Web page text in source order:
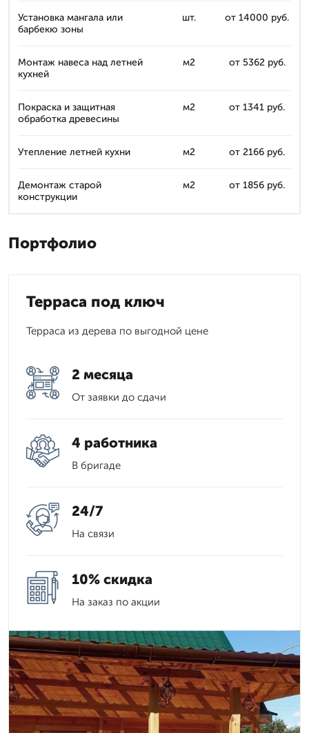
Установка мангала или
барбекю зоны
шт. от 14000 руб.
Монтаж навеса над летней
кухней
м2 от 5362 руб.
Покраска и защитная
обработка древесины
м2 от 1341 руб.
Утепление летней кухни м2 от 2166 руб.
Демонтаж старой
конструкции
м2 от 1856 руб.
Портфолио
Терраса под ключ
Терраса из дерева по выгодной цене
2 месяца
От заявки до сдачи
4 работника
В бригаде
24/7
На связи
10% скидка
На заказ по акции